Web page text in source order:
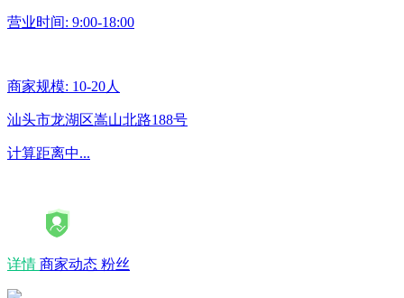
营业时间: 9:00-18:00
商家规模: 10-20人
汕头市龙湖区嵩山北路188号
计算距离中...
详情 商家动态 粉丝